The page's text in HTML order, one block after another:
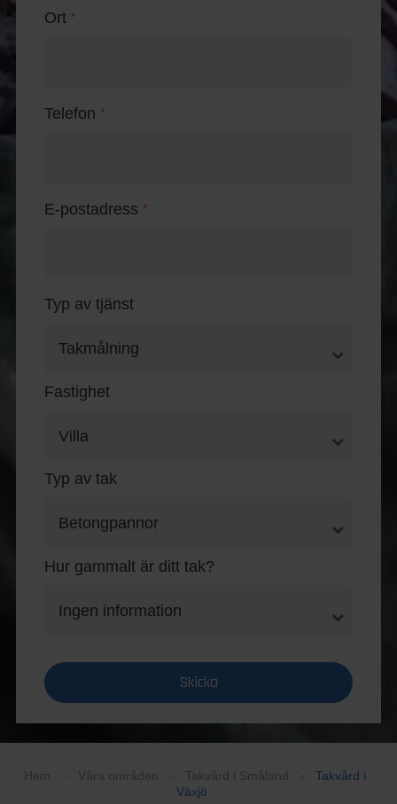
Ort *
Telefon *
E-postadress *
Typ av tjänst
Fastighet
Typ av tak
Hur gammalt är ditt tak?
Hem Våra områden Takvård i Småland
Takvård i
Växjö